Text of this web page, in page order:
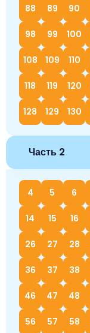
88 89 90
98 99 100
108 109 110
118 119 120
128 129 130
Часть 2
4 5 6
14 15 16
26 27 28
36 37 38
46 47 48
56 57 58